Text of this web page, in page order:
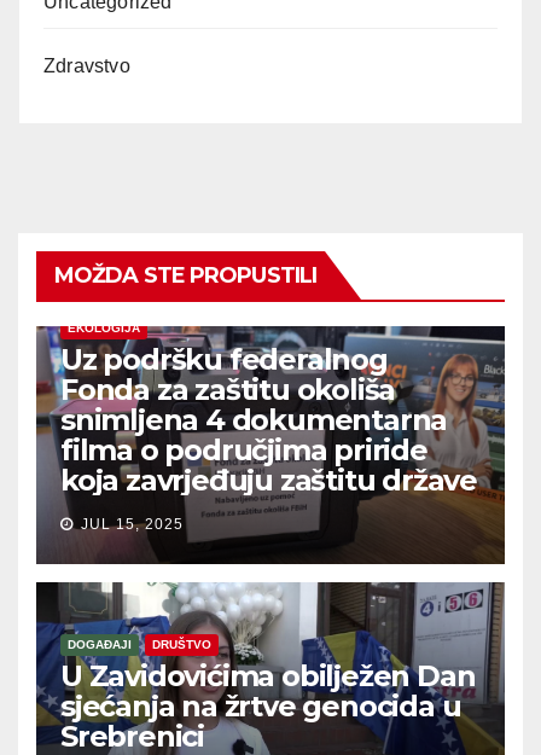
Zdravstvo
MOŽDA STE PROPUSTILI
EKOLOGIJA
Uz podršku federalnog
Fonda za zaštitu okoliša
snimljena 4 dokumentarna
filma o područjima priride
koja zavrjeđuju zaštitu države
JUL 15, 2025
DOGAĐAJI DRUŠTVO
U Zavidovićima obilježen Dan
sjećanja na žrtve genocida u
Srebrenici